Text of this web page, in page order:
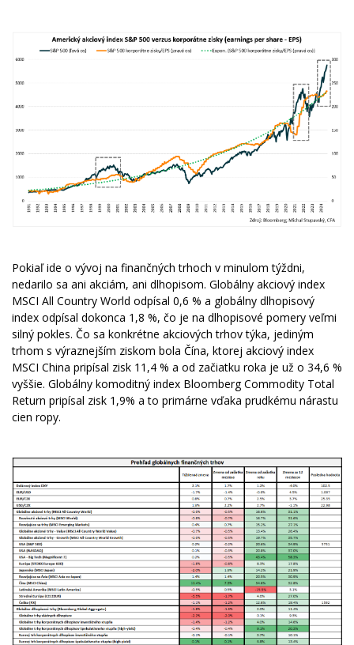
Pokiaľ ide o vývoj na finančných trhoch v minulom týždni,
nedarilo sa ani akciám, ani dlhopisom. Globálny akciový index
MSCI All Country World odpísal 0,6 % a globálny dlhopisový
index odpísal dokonca 1,8 %, čo je na dlhopisové pomery veľmi
silný pokles. Čo sa konkrétne akciových trhov týka, jediným
trhom s výraznejším ziskom bola Čína, ktorej akciový index
MSCI China pripísal zisk 11,4 % a od začiatku roka je už o 34,6 %
vyššie. Globálny komoditný index Bloomberg Commodity Total
Return pripísal zisk 1,9% a to primárne vďaka prudkému nárastu
cien ropy.